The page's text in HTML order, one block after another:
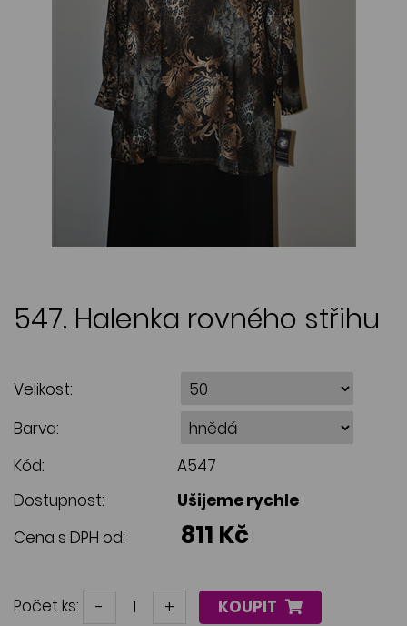
547. Halenka rovného střihu
Velikost:
Barva:
Kód:
A547
Dostupnost:
Ušijeme rychle
Cena s DPH od:
811 Kč
Počet ks: - + KOUPIT